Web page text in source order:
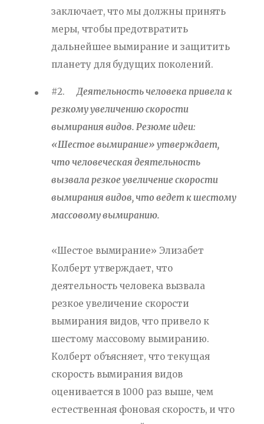
заключает, что мы должны принять
меры, чтобы предотвратить
дальнейшее вымирание и защитить
планету для будущих поколений.
#2.Деятельность человека привела к
резкому увеличению скорости
вымирания видов. Резюме идеи:
«Шестое вымирание» утверждает,
что человеческая деятельность
вызвала резкое увеличение скорости
вымирания видов, что ведет к шестому
массовому вымиранию.
«Шестое вымирание» Элизабет
Колберт утверждает, что
деятельность человека вызвала
резкое увеличение скорости
вымирания видов, что привело к
шестому массовому вымиранию.
Колберт объясняет, что текущая
скорость вымирания видов
оценивается в 1000 раз выше, чем
естественная фоновая скорость, и что